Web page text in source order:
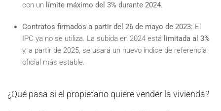
con un límite máximo del 3% durante 2024.
Contratos firmados a partir del 26 de mayo de 2023: El
IPC ya no se utiliza. La subida en 2024 está limitada al 3%
y, a partir de 2025, se usará un nuevo índice de referencia
oficial más estable.
¿Qué pasa si el propietario quiere vender la vivienda?